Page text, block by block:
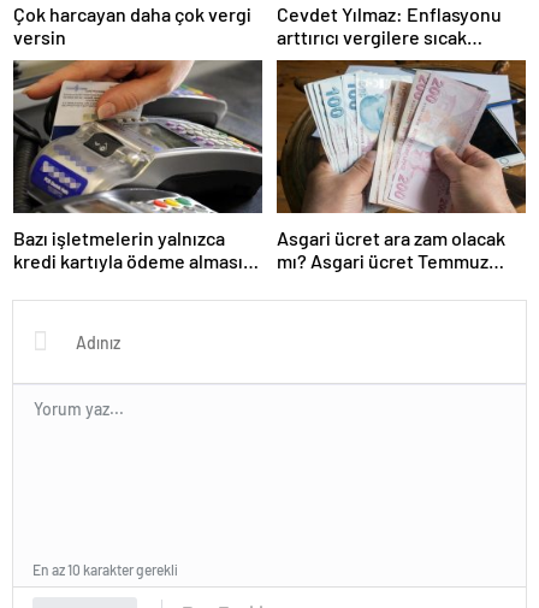
Çok harcayan daha çok vergi
versin
Cevdet Yılmaz: Enflasyonu
arttırıcı vergilere sıcak
bakmıyoruz ama…
Bazı işletmelerin yalnızca
kredi kartıyla ödeme alması
Asgari ücret ara zam olacak
mı? Asgari ücret Temmuz
En az 10 karakter gerekli